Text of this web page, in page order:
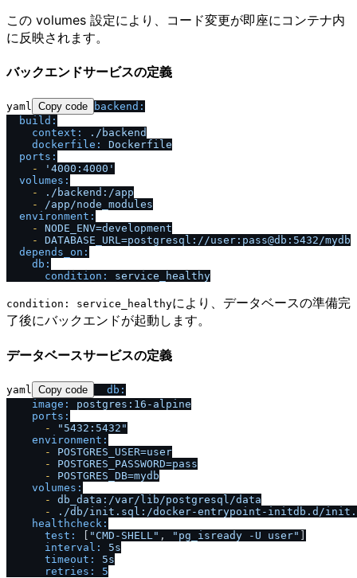
この volumes 設定により、コード変更が即座にコンテナ内
に反映されます。
バックエンドサービスの定義
yaml Copy code
backend:
build:
context:
. / backend
dockerfile:
Dockerfile
ports:
-
'4000:4000'
volumes:
-
. / backend: /app
-
/app/node_modules
environment:
-
NODE_ENV=development
-
DATABASE_URL=postgresql: //user:pass@db:5432/mydb
depends_on:
db:
condition:
service_healthy
condition: service_healthyにより、データベースの準備完
了後にバックエンドが起動します。
データベースサービスの定義
yaml Copy code
db:
image:
postgres:16-alpine
ports:
-
"5432:5432"
environment:
-
POSTGRES_USER=user
-
POSTGRES_PASSWORD=pass
-
POSTGRES_DB=mydb
volumes:
-
db_data: /var/ lib /postgresql /data
-
. /db /init.sql: /docker-entrypoint-initdb.d /
healthcheck:
test:
"CMD-SHELL" , "pg_isready -U user"
interval:
5s
timeout:
5s
retries:
5